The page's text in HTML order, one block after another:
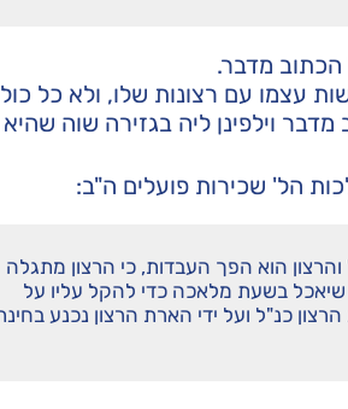
מדבר.
עצמו עם רצונות שלו, ולא כל
וילפינן ליה בגזירה שוה
הל' שכירות פועלים ה"ב:
הוא הפך העבדות, כי הרצון
שיאכל בשעת מלאכה כדי להקל עליו על
כנ"ל ועל ידי הארת הרצון נכנע